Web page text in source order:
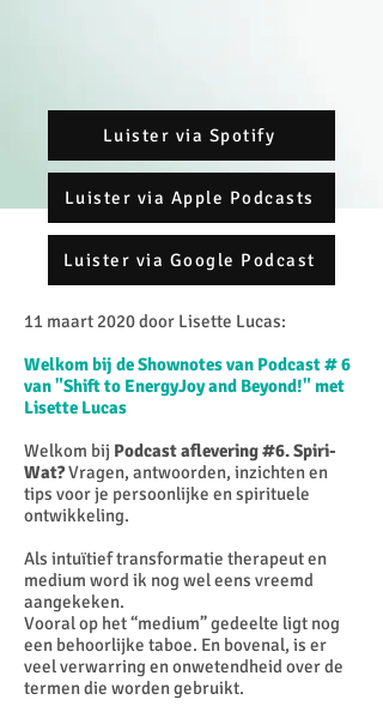
11 maart 2020 door Lisette Lucas:
Welkom bij de Shownotes van Podcast # 6
van "Shift to EnergyJoy and Beyond!" met
Lisette Lucas
Welkom bij Podcast aflevering #6. Spiri-
Wat?Vragen, antwoorden, inzichten en
tips voor je persoonlijke en spirituele
ontwikkeling.
Als intuïtief transformatie therapeut en
medium word ik nog wel eens vreemd
aangekeken.
Vooral op het “medium” gedeelte ligt nog
een behoorlijke taboe. En bovenal, is er
veel verwarring en onwetendheid over de
termen die worden gebruikt.
Luister via Spotify
Luister via Apple Podcasts
Luister via Google Podcast